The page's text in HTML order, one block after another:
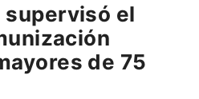
supervisó el
de 75